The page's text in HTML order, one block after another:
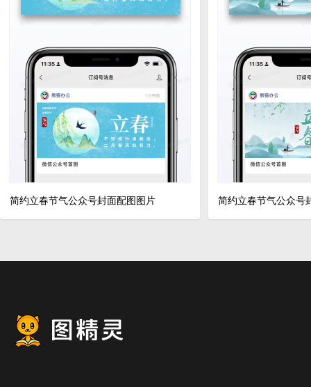
简约立春节气公众号封面配图图片 简约立春节气公众号